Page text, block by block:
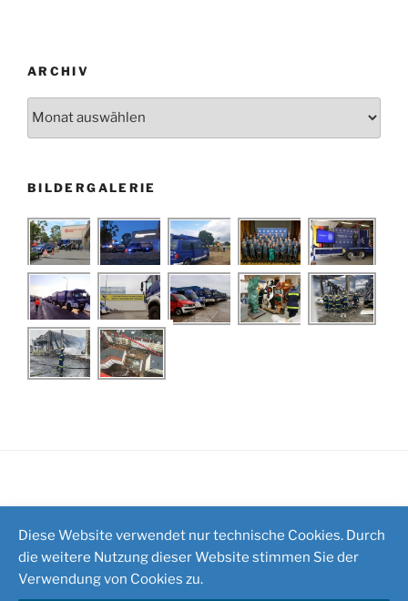
ARCHIV
BILDERGALERIE
Diese Website verwendet nur technische Cookies. Durch
die weitere Nutzung dieser Website stimmen Sie der
Verwendung von Cookies zu.